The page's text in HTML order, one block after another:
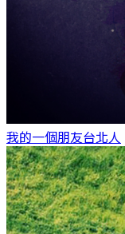
我的一個朋友台北人